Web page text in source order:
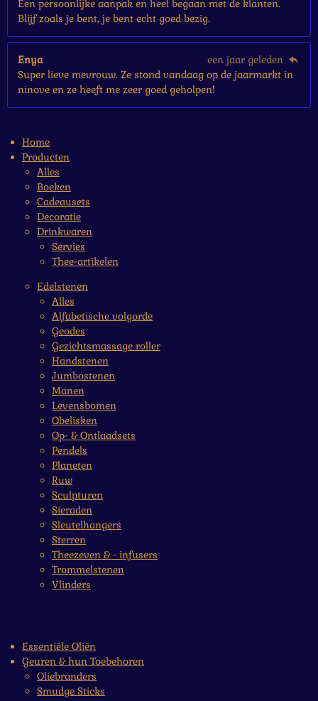
Een persoonlijke aanpak en heel begaan met de klanten.
Blijf zoals je bent, je bent echt goed bezig.
Enya
een jaar geleden
Super lieve mevrouw. Ze stond vandaag op de jaarmarkt in
ninove en ze heeft me zeer goed geholpen!
Home
Producten
Alles
Boeken
Cadeausets
Decoratie
Drinkwaren
Servies
Thee-artikelen
Edelstenen
Alles
Alfabetische volgorde
Geodes
Gezichtsmassage roller
Handstenen
Jumbostenen
Manen
Levensbomen
Obelisken
Op- & Ontlaadsets
Pendels
Planeten
Ruw
Sculpturen
Sieraden
Sleutelhangers
Sterren
Theezeven & - infusers
Trommelstenen
Vlinders
Essentiële Oliën
Geuren & hun Toebehoren
Oliebranders
Smudge Sticks